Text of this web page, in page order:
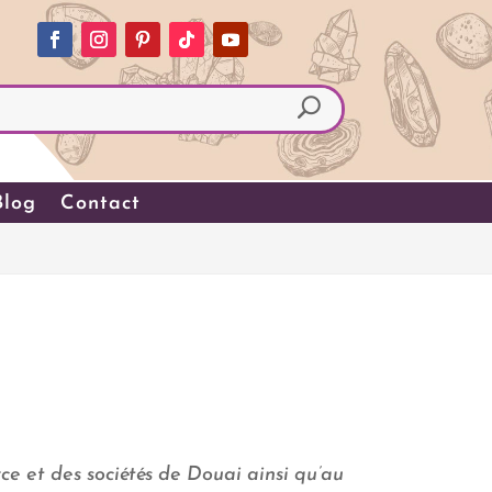
Contact
et des sociétés de Douai ainsi qu’au